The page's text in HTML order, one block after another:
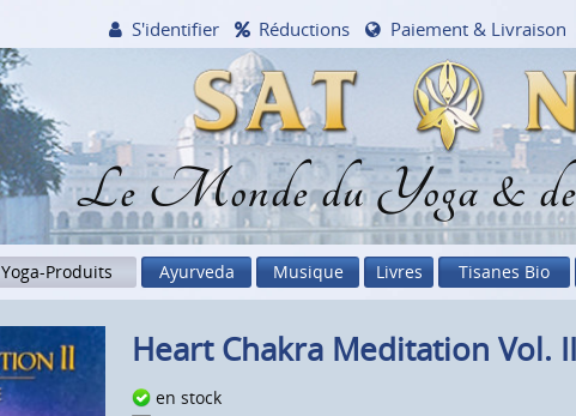
Le Monde du Yoga &
S'identifier Réductions Paiement & Livraison
Yoga-Produits Ayurveda Musique Livres Tisanes Bio
Heart Chakra Meditation Vol.
en stock